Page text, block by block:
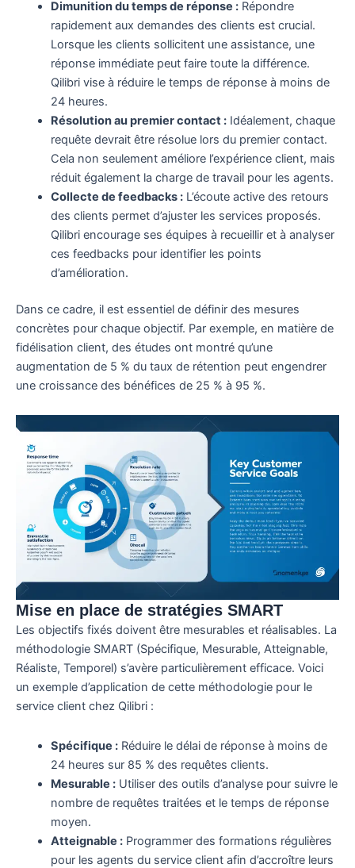
Dimunition du temps de réponse :Répondre
rapidement aux demandes des clients est crucial.
Lorsque les clients sollicitent une assistance, une
réponse immédiate peut faire toute la différence.
Qilibri vise à réduire le temps de réponse à moins de
24 heures.
Résolution au premier contact :Idéalement, chaque
requête devrait être résolue lors du premier contact.
Cela non seulement améliore l’expérience client, mais
réduit également la charge de travail pour les agents.
Collecte de feedbacks :L’écoute active des retours
des clients permet d’ajuster les services proposés.
Qilibri encourage ses équipes à recueillir et à analyser
ces feedbacks pour identifier les points
d’amélioration.
Dans ce cadre, il est essentiel de définir des mesures
concrètes pour chaque objectif. Par exemple, en matière de
fidélisation client, des études ont montré qu’une
augmentation de 5 % du taux de rétention peut engendrer
une croissance des bénéfices de 25 % à 95 %.
Mise en place de stratégies SMART
Les objectifs fixés doivent être mesurables et réalisables. La
méthodologie SMART (Spécifique, Mesurable, Atteignable,
Réaliste, Temporel) s’avère particulièrement efficace. Voici
un exemple d’application de cette méthodologie pour le
service client chez Qilibri :
Spécifique :Réduire le délai de réponse à moins de
24 heures sur 85 % des requêtes clients.
Mesurable :Utiliser des outils d’analyse pour suivre le
nombre de requêtes traitées et le temps de réponse
moyen.
Atteignable :Programmer des formations régulières
pour les agents du service client afin d’accroître leurs